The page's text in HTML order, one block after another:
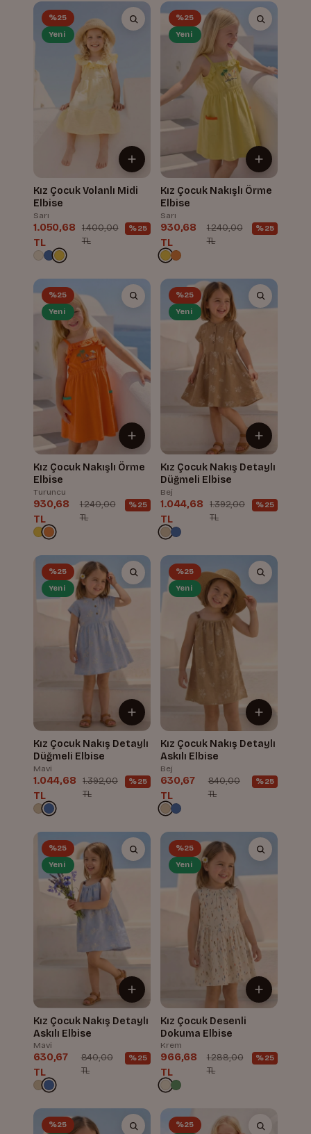
%25
Yeni
Kız Çocuk Volanlı Midi
Elbise
Sarı
1.050,68
TL
1.400,00
TL
%25
%25
Yeni
Kız Çocuk Nakışlı Örme
Elbise
Sarı
930,68
TL
1.240,00
TL
%25
%25
Yeni
Kız Çocuk Nakışlı Örme
Elbise
Turuncu
930,68
TL
1.240,00
TL
%25
%25
Yeni
Kız Çocuk Nakış Detaylı
Düğmeli Elbise
Bej
1.044,68
TL
1.392,00
TL
%25
%25
Yeni
Kız Çocuk Nakış Detaylı
Düğmeli Elbise
Mavi
1.044,68
TL
1.392,00
TL
%25
%25
Yeni
Kız Çocuk Nakış Detaylı
Askılı Elbise
Bej
630,67
TL
840,00
TL
%25
%25
Yeni
Kız Çocuk Nakış Detaylı
Askılı Elbise
Mavi
630,67
TL
840,00
TL
%25
%25
Yeni
Kız Çocuk Desenli
Dokuma Elbise
Krem
966,68
TL
1.288,00
TL
%25
%25 %25